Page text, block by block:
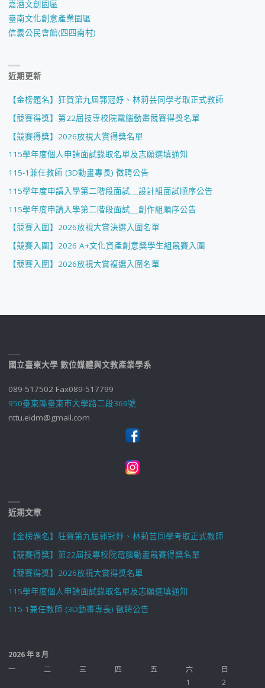
嘉酒文創園區
臺南文化創意產業園區
信義公民會館(四四南村)
近期更新
【金榜題名】狂賀第九屆郭冠妤、林莉芸同學考取正式教師
【競賽得獎】第22屆技專校院電腦動畫競賽得獎名單
【競賽得獎】2026放視大賞得獎名單
115學年度個人申請面試錄取名單及志願選填通知
115-1兼任教師 (3D動畫專長) 徵聘公告
115學年度申請入學第二階段面試＿設計組面試順序公告
115學年度申請入學第二階段面試＿創作組順序公告
【競賽入圍】2026放視大賞決選入圍名單
【競賽入圍】2026 A+文化資產創意獎學生組競賽入圍
【競賽入圍】2026放視大賞複選入圍名單
國立臺東大學 數位媒體與文教產業學系
089-517502 Fax089-517799
950臺東縣臺東市大學路二段369號
nttu.eidm@gmail.com
近期文章
【金榜題名】狂賀第九屆郭冠妤、林莉芸同學考取正式教師
【競賽得獎】第22屆技專校院電腦動畫競賽得獎名單
【競賽得獎】2026放視大賞得獎名單
115學年度個人申請面試錄取名單及志願選填通知
115-1兼任教師 (3D動畫專長) 徵聘公告
2026 年 8 月
一
二 三 四 五 六
日
1
2